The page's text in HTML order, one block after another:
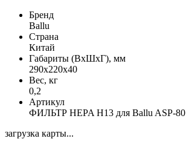
Бренд
Ballu
Страна
Китай
Габариты (ВхШхГ), мм
290х220х40
Вес, кг
0,2
Артикул
ФИЛЬТР HEPA H13 для Ballu ASP-80
загрузка карты...